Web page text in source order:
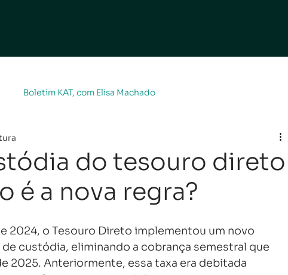
Boletim KAT, com Elisa Machado
do tesouro direto
é a nova regra?
2024, o Tesouro Direto implementou um novo
custódia, eliminando a cobrança semestral que
2025. Anteriormente, essa taxa era debitada